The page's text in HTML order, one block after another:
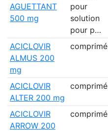
AGUETTANT
500 mg
pour
solution
pour p…
ACICLOVIR
ALMUS 200
mg
comprimé
ACICLOVIR
ALTER 200 mg
comprimé
ACICLOVIR
ARROW 200
comprimé